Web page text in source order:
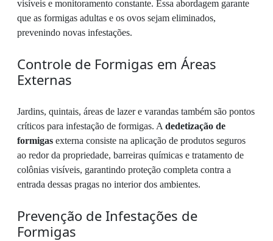
visíveis e monitoramento constante. Essa abordagem garante
que as formigas adultas e os ovos sejam eliminados,
prevenindo novas infestações.
Controle de Formigas em Áreas
Externas
Jardins, quintais, áreas de lazer e varandas também são pontos
críticos para infestação de formigas. A dedetização de
formigas externa consiste na aplicação de produtos seguros
ao redor da propriedade, barreiras químicas e tratamento de
colônias visíveis, garantindo proteção completa contra a
entrada dessas pragas no interior dos ambientes.
Prevenção de Infestações de
Formigas